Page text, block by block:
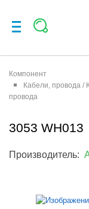
Компонент
Кабели, провода
провода
3053 WH013
Производитель: